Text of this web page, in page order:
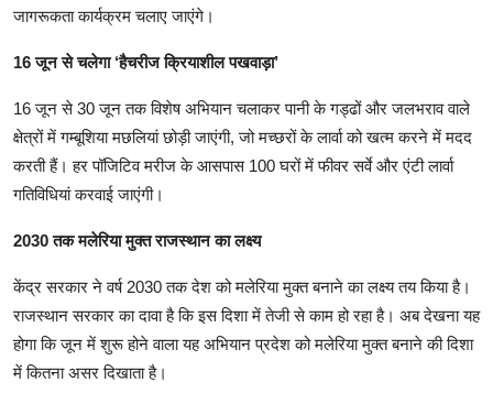
जागरूकता कार्यक्रम चलाए जाएंगे।
16 जून से चलेगा ‘हैचरीज क्रियाशील पखवाड़ा’
16 जून से 30 जून तक विशेष अभियान चलाकर पानी के गड्ढों और जलभराव वाले
क्षेत्रों में गम्बूशिया मछलियां छोड़ी जाएंगी, जो मच्छरों के लार्वा को खत्म करने में मदद
करती हैं। हर पॉजिटिव मरीज के आसपास 100 घरों में फीवर सर्वे और एंटी लार्वा
गतिविधियां करवाई जाएंगी।
2030 तक मलेरिया मुक्त राजस्थान का लक्ष्य
केंद्र सरकार ने वर्ष 2030 तक देश को मलेरिया मुक्त बनाने का लक्ष्य तय किया है।
राजस्थान सरकार का दावा है कि इस दिशा में तेजी से काम हो रहा है। अब देखना यह
होगा कि जून में शुरू होने वाला यह अभियान प्रदेश को मलेरिया मुक्त बनाने की दिशा
में कितना असर दिखाता है।